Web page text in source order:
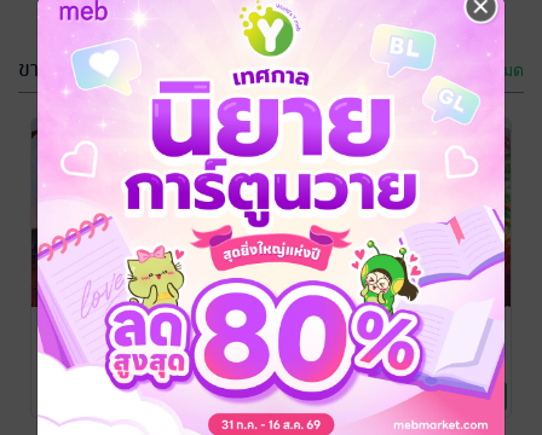
นางร้ายเช่นข้า
คือสนมของ
ฮ่องเต้ไร้ใจ
มายุมายูมายา / ฐิ
ชาบุ๊ค...
นิยายรักจีนโบราณ
6 Rating
สนมที่ถูกทิ้งเช่น
ข้าคือสตรีของ
อ๋องตัวร้าย
มายุมายูมายา/ ฐิ
ชาบุ๊ค...
นิยายรักจีนโบราณ
4 Rating
ขายดี ดูทั้งหมด
สายลับทะลุมิติ
ไปเป็นคุณหนูที่
ถูกทิ้ง
มายุมายูมายา/ ฐิ
นิยายรักจีนโบราณ
เกิดใหม่เป็นอนุ
แสนชังของท่าน
แม่ทัพจอมโหด
มายุมายูมายา
/ ฐิ
ชาบุ๊ค...
นิยายรักจีนโบราณ
7 Rating
อนุขี้เมาแห่ง
จวนแม่ทัพหลี่
มายุมายูมายา/ ฐิ
ชาบุ๊ค...
นิยายรักจีนโบราณ
8 Rating